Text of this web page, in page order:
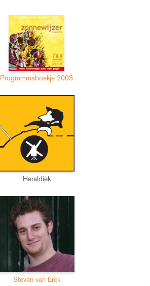
Programmaboekje 2003
Heraldiek
Steven van Erck